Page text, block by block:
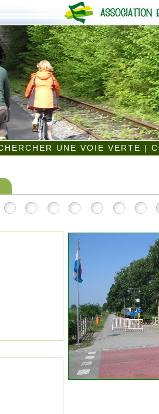
UNE VOIE VERTE |